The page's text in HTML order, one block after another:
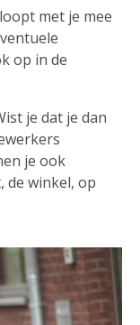
met je mee
op in de
je dat je dan
je ook
de winkel, op